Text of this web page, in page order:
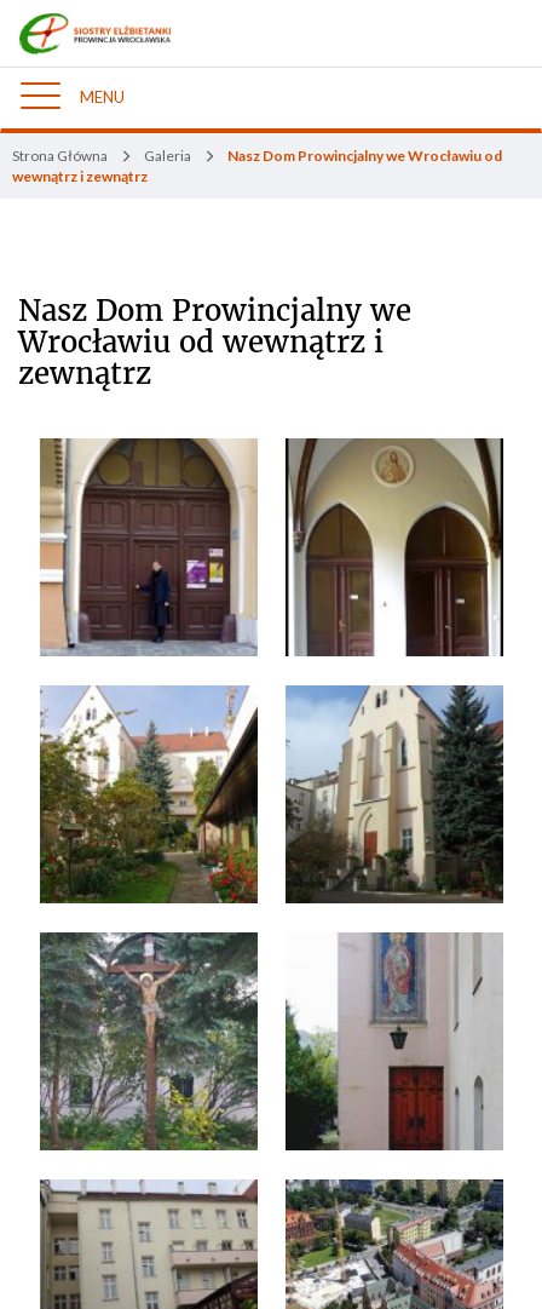
Nawigacja
MENU
Strona Główna Galeria
Nasz Dom Prowincjalny we Wrocławiu od
wewnątrz i zewnątrz
Nasz Dom Prowincjalny we
Wrocławiu od wewnątrz i
zewnątrz